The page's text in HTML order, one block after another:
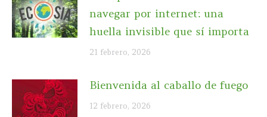
navegar por internet: una
huella invisible que sí importa
21 febrero, 2026
Bienvenida al caballo de fuego
12 febrero, 2026